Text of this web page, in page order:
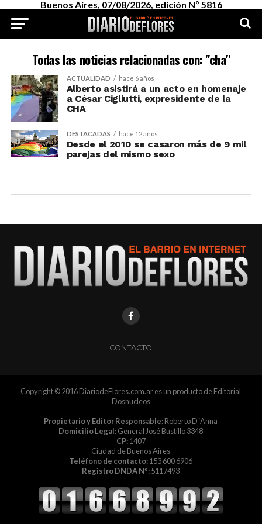
Buenos Aires, 07/08/2026, edición Nº 5816
Todas las noticias relacionadas con: "cha"
ACTUALIDAD hace 6 años
Alberto asistirá a un acto en homenaje
a César Cigliutti, expresidente de la
CHA
DESTACADAS hace 12 años
Desde el 2010 se casaron más de 9 mil
parejas del mismo sexo
CONTACTO
Copyright © 2016 DiariodeFlores.com.ar es un producto de Editorial
Dosnucleos
Propietario y Editor Responsable:Roberto D´Anna
Domicilio Legal:General José Bustillo 3348
CP:1407
Ciudad de Buenos Aires
Teléfono de contacto:153 600 6906
Registro DNDA Nº:5117493